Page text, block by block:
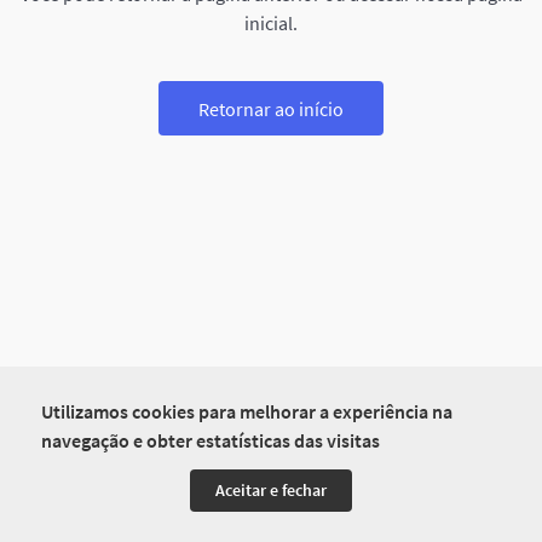
Utilizamos cookies para melhorar a experiência na
navegação e obter estatísticas das visitas
Aceitar e fechar
inicial.
Retornar ao início